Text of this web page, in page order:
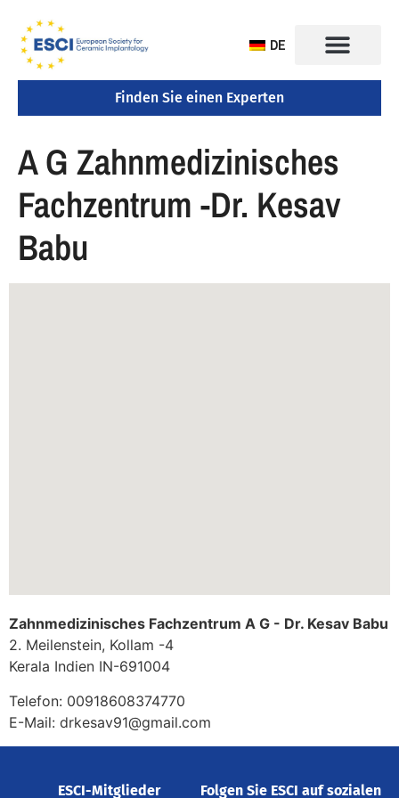
DE
Finden Sie einen Experten
A G Zahnmedizinisches
Fachzentrum -Dr. Kesav
Babu
Zahnmedizinisches Fachzentrum A G - Dr. Kesav Babu
2. Meilenstein, Kollam -4
Kerala Indien IN-691004
Telefon: 00918608374770
E-Mail: drkesav91@gmail.com
ESCI-Mitglieder Folgen Sie ESCI auf sozialen